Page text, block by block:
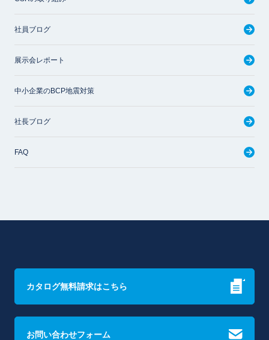
社員ブログ
展示会レポート
中小企業のBCP地震対策
社長ブログ
FAQ
カタログ無料請求はこちら
お問い合わせフォーム